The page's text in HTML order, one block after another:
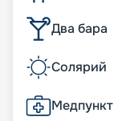
Два бара
Солярий
Медпункт